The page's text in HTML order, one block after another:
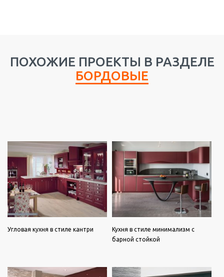
ПОХОЖИЕ ПРОЕКТЫ В РАЗДЕЛЕ
БОРДОВЫЕ
Угловая кухня в стиле кантри
Кухня в стиле минимализм с
барной стойкой